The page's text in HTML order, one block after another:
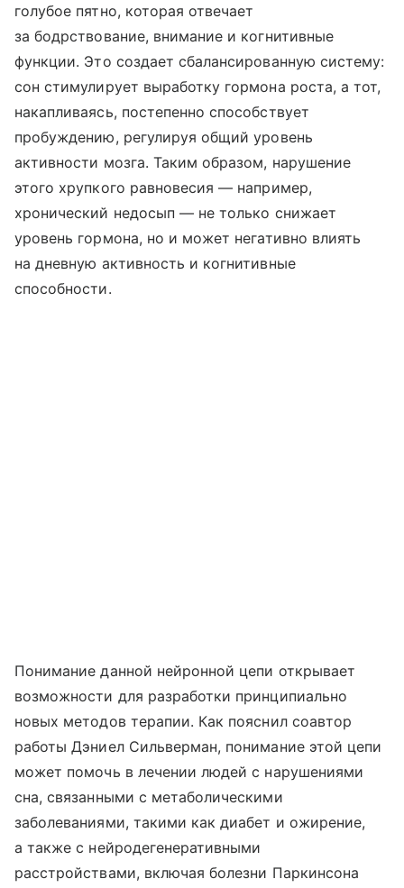
голубое пятно, которая отвечает
за бодрствование, внимание и когнитивные
функции. Это создает сбалансированную систему:
сон стимулирует выработку гормона роста, а тот,
накапливаясь, постепенно способствует
пробуждению, регулируя общий уровень
активности мозга. Таким образом, нарушение
этого хрупкого равновесия — например,
хронический недосып — не только снижает
уровень гормона, но и может негативно влиять
на дневную активность и когнитивные
способности.
Понимание данной нейронной цепи открывает
возможности для разработки принципиально
новых методов терапии. Как пояснил соавтор
работы Дэниел Сильверман, понимание этой цепи
может помочь в лечении людей с нарушениями
сна, связанными с метаболическими
заболеваниями, такими как диабет и ожирение,
а также с нейродегенеративными
расстройствами, включая болезни Паркинсона